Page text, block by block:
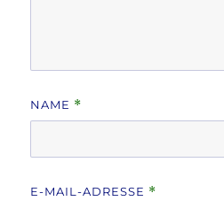
NAME *
E-MAIL-ADRESSE *